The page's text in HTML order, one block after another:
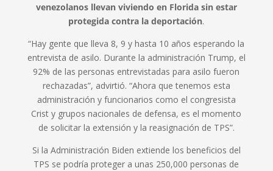
venezolanos llevan viviendo en Florida sin estar
protegida contra la deportación.
“Hay gente que lleva 8, 9 y hasta 10 años esperando la
entrevista de asilo. Durante la administración Trump, el
92% de las personas entrevistadas para asilo fueron
rechazadas”, advirtió. “Ahora que tenemos esta
administración y funcionarios como el congresista
Crist y grupos nacionales de defensa, es el momento
de solicitar la extensión y la reasignación de TPS”.
Si la Administración Biden extiende los beneficios del
TPS se podría proteger a unas 250,000 personas de